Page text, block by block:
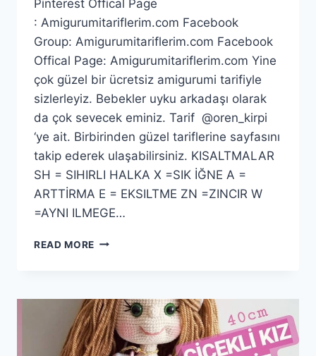
Pinterest Offical Page
: Amigurumitariflerim.com Facebook
Group: Amigurumitariflerim.com Facebook
Offical Page: Amigurumitariflerim.com Yine
çok güzel bir ücretsiz amigurumi tarifiyle
sizlerleyiz. Bebekler uyku arkadaşı olarak
da çok sevecek eminiz. Tarif @oren_kirpi
‘ye ait. Birbirinden güzel tariflerine sayfasını
takip ederek ulaşabilirsiniz. KISALTMALAR
SH = SIHIRLI HALKA X =SIK İĞNE A =
ARTTİRMA E = EKSILTME ZN =ZINCIR W
=AYNI ILMEGE…
READ MORE AMIGURUMI